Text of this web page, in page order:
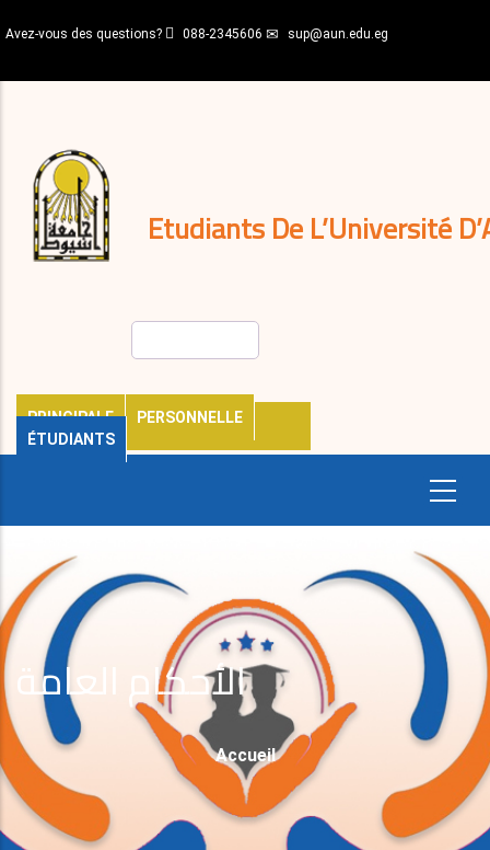
au
principal
Avez-vous des questions? 088-2345606 sup@aun.edu.eg
Etudiants De L’Université
PRINCIPALE
PERSONNELLE
ÉTUDIANTS
décisions
Expatriés
Journal
الأحكام العامة
Fil
D'Ariane
Accueil